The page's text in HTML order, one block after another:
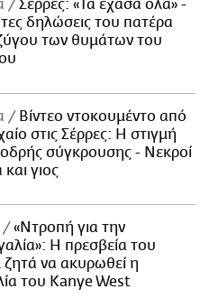
Σέρρες: «Τα έχασα όλα» -
δηλώσεις του πατέρα
των θυμάτων του
Βίντεο ντοκουμέντο από
στις Σέρρες: Η στιγμή
σύγκρουσης - Νεκροί
γιος
«Ντροπή για την
Η πρεσβεία του
ζητά να ακυρωθεί η
του Kanye West